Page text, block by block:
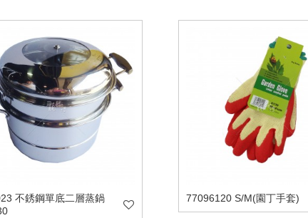
不銹鋼單底二層蒸鍋
77096120 S/M(園丁手套)